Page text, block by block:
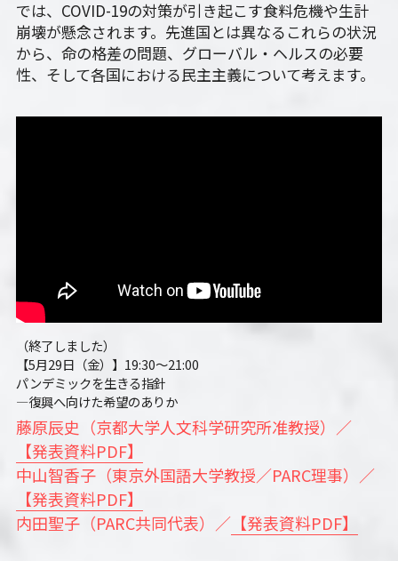
では、COVID-19の対策が引き起こす食料危機や生計
崩壊が懸念されます。先進国とは異なるこれらの状況
から、命の格差の問題、グローバル・ヘルスの必要
性、そして各国における民主主義について考えます。
（終了しました）
【5月29日（金）】19:30～21:00
パンデミックを生きる指針
―復興へ向けた希望のありか
藤原辰史（京都大学人文科学研究所准教授）／
【発表資料PDF】
中山智香子（東京外国語大学教授／PARC理事）／
【発表資料PDF】
内田聖子（PARC共同代表）／ 【発表資料PDF】